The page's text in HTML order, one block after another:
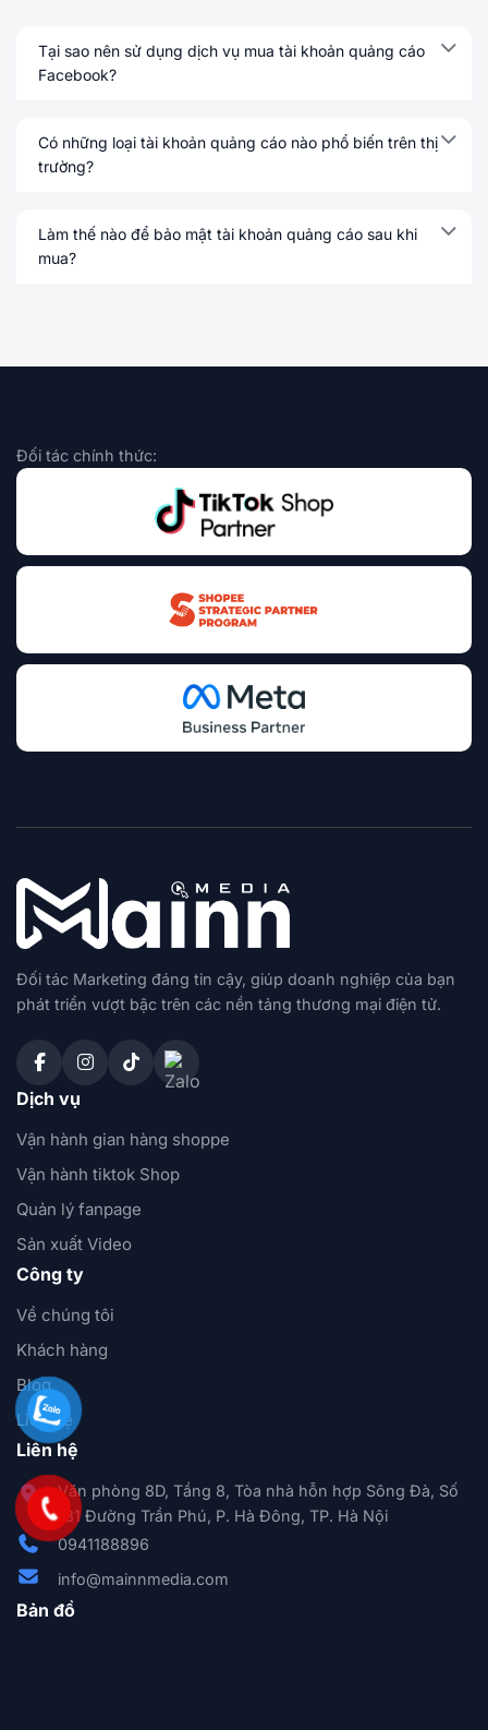
Tại sao nên sử dụng dịch vụ mua tài khoản quảng cáo
Facebook?
Có những loại tài khoản quảng cáo nào phổ biến trên thị
trường?
Làm thế nào để bảo mật tài khoản quảng cáo sau khi
mua?
Đối tác chính thức:
Đối tác Marketing đáng tin cậy, giúp doanh nghiệp của bạn
phát triển vượt bậc trên các nền tảng thương mại điện tử.
Dịch vụ
Vận hành gian hàng shoppe
Vận hành tiktok Shop
Quản lý fanpage
Sản xuất Video
Công ty
Về chúng tôi
Khách hàng
Blog
Liên hệ
Liên hệ
Văn phòng 8D, Tầng 8, Tòa nhà hỗn hợp Sông Đà, Số
131 Đường Trần Phú, P. Hà Đông, TP. Hà Nội
0941188896
info@mainnmedia.com
Bản đồ